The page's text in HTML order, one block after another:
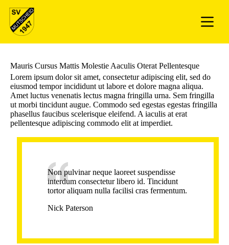
Mauris Cursus Mattis Molestie Aaculis Oterat Pellentesque
Lorem ipsum dolor sit amet, consectetur adipiscing elit, sed do
eiusmod tempor incididunt ut labore et dolore magna aliqua.
Amet luctus venenatis lectus magna fringilla urna. Sem fringilla
ut morbi tincidunt augue. Commodo sed egestas egestas fringilla
phasellus faucibus scelerisque eleifend. A iaculis at erat
pellentesque adipiscing commodo elit at imperdiet.
Non pulvinar neque laoreet suspendisse
interdum consectetur libero id. Tincidunt
tortor aliquam nulla facilisi cras fermentum.
Nick Paterson